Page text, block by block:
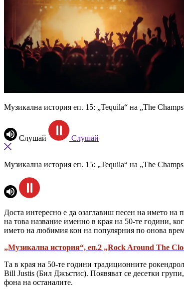
Музикална история еп. 15: „Tequila“ на „The
Слушай Слушай
Музикална история еп. 15: „Tequila“ на „The
Доста интересно е да озаглавиш песен на името на
на това название именно в края на 50-те години,
името на любимия кон на популярния по онова
„Музикална история“, еп.2 „Rock Around The
Та в края на 50-те години традиционните
Bill Justis (Бил Джъстис). Появяват се десетки
фона на останалите.